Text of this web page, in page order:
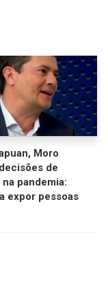
Moro
de
pandemia:
expor pessoas